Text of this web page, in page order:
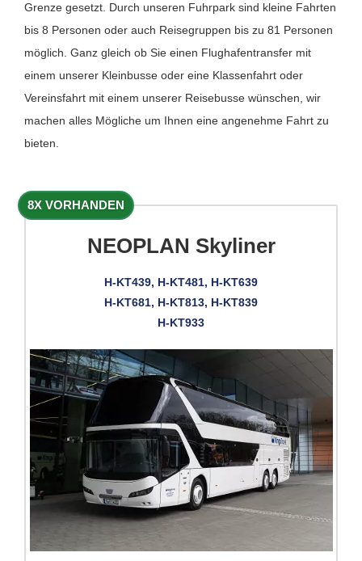
Grenze gesetzt. Durch unseren Fuhrpark sind kleine Fahrten
bis 8 Personen oder auch Reisegruppen bis zu 81 Personen
möglich. Ganz gleich ob Sie einen Flughafentransfer mit
einem unserer Kleinbusse oder eine Klassenfahrt oder
Vereinsfahrt mit einem unserer Reisebusse wünschen, wir
machen alles Mögliche um Ihnen eine angenehme Fahrt zu
bieten.
8X VORHANDEN
NEOPLAN Skyliner
H-KT439, H-KT481, H-KT639
H-KT681, H-KT813, H-KT839
H-KT933